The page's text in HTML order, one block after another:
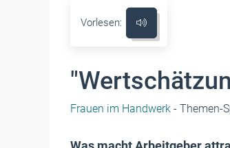
Vorlesen:
Frauen im Handwerk - Themen-